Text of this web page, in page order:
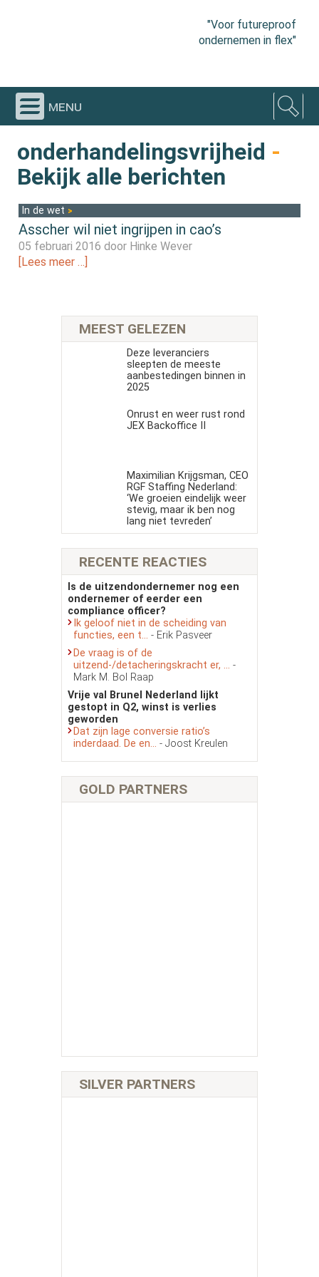
"Voor futureproof
ondernemen in flex"
menu
onderhandelingsvrijheid -
Bekijk alle berichten
In de wet
Asscher wil niet ingrijpen in cao’s
05 februari 2016 door Hinke Wever
[Lees meer …]
MEEST GELEZEN
Deze leveranciers
sleepten de meeste
aanbestedingen binnen in
2025
Onrust en weer rust rond
JEX Backoffice II
Maximilian Krijgsman, CEO
RGF Staffing Nederland:
‘We groeien eindelijk weer
stevig, maar ik ben nog
lang niet tevreden’
RECENTE REACTIES
Is de uitzendondernemer nog een
ondernemer of eerder een
compliance officer?
Ik geloof niet in de scheiding van
functies, een t... - Erik Pasveer
De vraag is of de
uitzend-/detacheringskracht er, ... -
Mark M. Bol Raap
Vrije val Brunel Nederland lijkt
gestopt in Q2, winst is verlies
geworden
Dat zijn lage conversie ratio’s
inderdaad. De en... - Joost Kreulen
GOLD PARTNERS
SILVER PARTNERS